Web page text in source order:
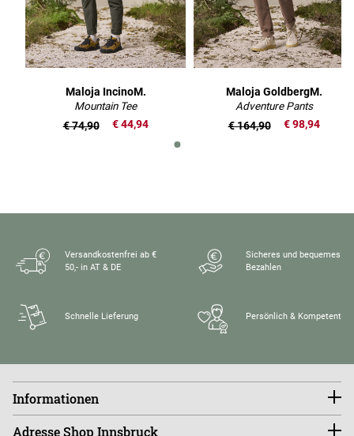
Maloja IncinoM.
Mountain Tee
€ 44,94
€ 74,90
Maloja GoldbergM.
Adventure Pants
€ 98,94
€ 164,90
Versandkostenfrei ab €
50,- in AT & DE
Sicheres und bequemes
Bezahlen
Schnelle Lieferung Persönlich & Kompetent
Adresse Shop Innsbruck
Informationen